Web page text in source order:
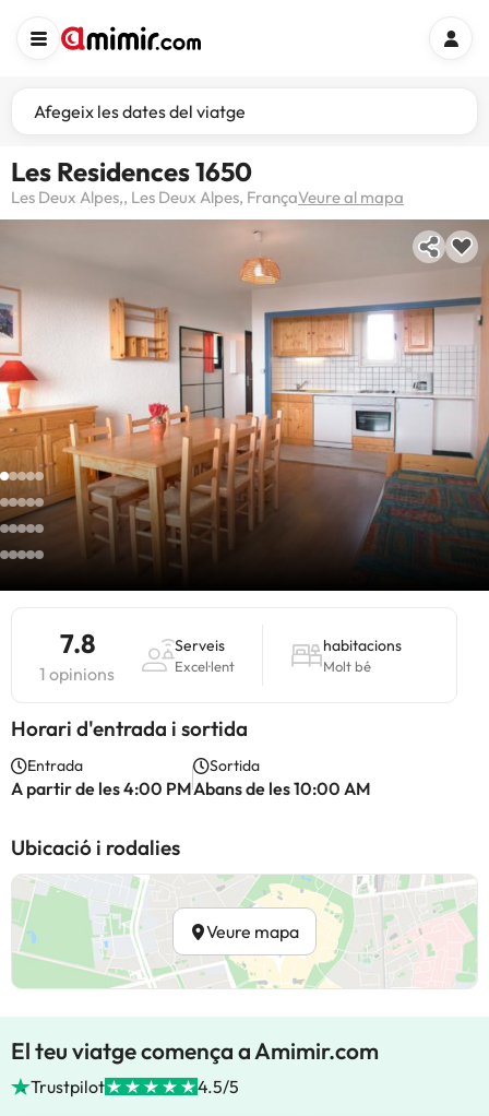
Afegeix les dates del viatge
Les Residences 1650
Les Deux Alpes,, Les Deux Alpes, FrançaVeure al mapa
7.8
1 opinions
Serveis
Excel·lent
habitacions
Molt bé
Horari d'entrada i sortida
Entrada
A partir de les 4:00 PM
Sortida
Abans de les 10:00 AM
Ubicació i rodalies
Veure mapa
El teu viatge comença a Amimir.com
Trustpilot 4.5/5